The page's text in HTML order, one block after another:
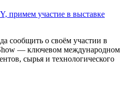
примем участие в выставке
сообщить о своём участии в
— ключевом международном
сырья и технологического